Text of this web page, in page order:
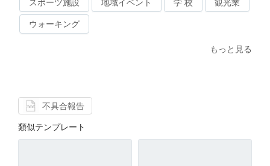
スポーツ施設 地域イベント 学 校 観光業
ウォーキング
もっと見る
不具合報告
類似テンプレート